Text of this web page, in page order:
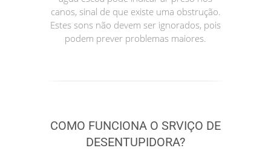
canos, sinal de que existe uma obstrução.
Estes sons não devem ser ignorados, pois
podem prever problemas maiores.
COMO FUNCIONA O SRVIÇO DE
DESENTUPIDORA?